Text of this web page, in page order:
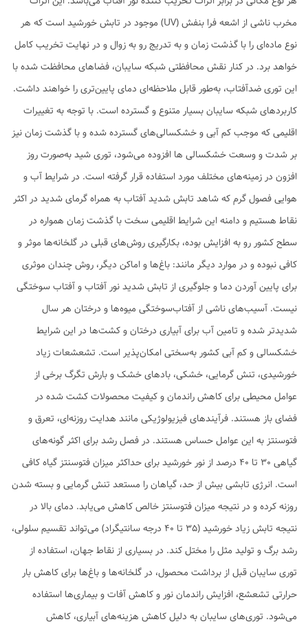
مخرب ناشی از اشعه فرا بنفش (UV) موجود در تابش خورشید است که هر
نوع ماده‌ای را با گذشت زمان و به تدریج رو به زوال و در نهایت تخریب کامل
خواهد برد. در کنار نقش محافظتی شبکه سایبان، فضاهای محافظت شده با
این توری ضدآفتاب، به‌طور قابل ملاحظه‌ای دمای پایین‌تری را خواهند داشت.
کاربردهای شبکه سایبان بسیار متنوع و گسترده است. با توجه به تغییرات
اقلیمی که موجب کم آبی و خشکسالی‌های گسترده شده و با گذشت زمان نیز
بر شدت و وسعت خشکسالی ها افزوده می‌شود، توری شید به‌صورت روز
افزون در زمینه‌های مختلف مورد استفاده قرار گرفته است. در شرایط آب و
هوایی فصول گرم که شاهد تابش شدید آفتاب به همراه گرمای شدید در اکثر
نقاط هستیم و دامنه این شرایط اقلیمی سخت با گذشت زمان همواره در
سطح کشور رو به افزایش بوده، بکارگیری روش‌های قبلی در گلخانه‌ها موثر و
کافی نبوده و در موارد دیگر مانند: باغ‌ها و اماکن دیگر، روش چندان موثری
برای پایین آوردن دما و جلوگیری از تابش شدید نور آفتاب و آفتاب سوختگی
نیست. آسیب‌های ناشی از آفتاب‌سوختگی میوه‌‌ها و درختان هر سال
شدیدتر شده و تامین آب برای آبیاری درختان و کشت‌ها در این شرایط
خشکسالی و کم آبی کشور به‌سختی امکان‌پذیر است. تشعشعات زیاد
خورشیدی، تنش گرمایی، خشکی، بادهای خشک و بارش تگرگ برخی از
عوامل محیطی برای کاهش راندمان و کیفیت محصولات کشت شده در
فضای باز هستند. فرآیندهای فیزیولوژیکی مانند هدایت روزنه‌ای، تعرق و
فتوسنتز به این عوامل حساس هستند. در فصل رشد برای اکثر گونه‌های
گیاهی 30 تا 40 درصد از نور خورشید برای حداکثر میزان فتوسنتز گیاه کافی
است. انرژی تابشی بیش از حد، گیاهان را مستعد تنش گرمایی و بسته شدن
روزنه کرده و در نتیجه میزان فتوسنتز خالص کاهش می‌یابد. دمای بالا در
نتیجه تابش زیاد خورشید (35 تا 40 درجه سانتیگراد) می‌تواند تقسیم سلولی،
رشد برگ و تولید مثل را مختل کند. در بسیاری از نقاط جهان، استفاده از
توری سایبان قبل از برداشت محصول، در گلخانه‌ها و باغ‌ها برای کاهش بار
حرارتی تشعشع، افزایش راندمان نور و کاهش آفات و بیماری‌ها استفاده
می‌شود. توری‌های سایبان به دلیل کاهش هزینه‌های آبیاری، کاهش